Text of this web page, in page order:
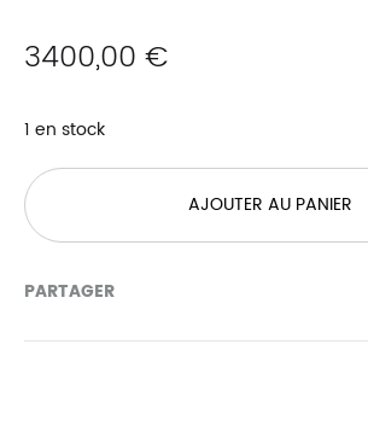
3400,00 €
1 en stock
AJOUTER AU PANIER
PARTAGER